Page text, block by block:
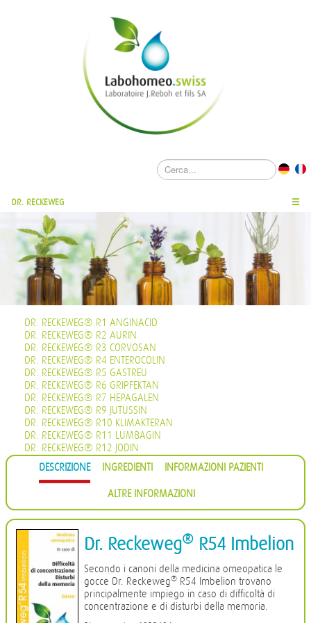
DR. RECKEWEG ☰
DR. RECKEWEG® R1 ANGINACID
DR. RECKEWEG® R2 AURIN
DR. RECKEWEG® R3 CORVOSAN
DR. RECKEWEG® R4 ENTEROCOLIN
DR. RECKEWEG® R5 GASTREU
DR. RECKEWEG® R6 GRIPFEKTAN
DR. RECKEWEG® R7 HEPAGALEN
DR. RECKEWEG® R9 JUTUSSIN
DR. RECKEWEG® R10 KLIMAKTERAN
DR. RECKEWEG® R11 LUMBAGIN
DR. RECKEWEG® R12 JODIN
DR. RECKEWEG® R13 PROHÄMORRHIN
DR. RECKEWEG® R14 QUIETA
DR. RECKEWEG® R16 CIMISAN
DR. RECKEWEG® R17 SCROPHULARIA NOD COMP.
DR. RECKEWEG® R18 CYSTOPHYLIN
DR. RECKEWEG® R19 EUGLANDIN-M
DR. RECKEWEG® R20 EUGLANDIN-F
DR. RECKEWEG® R22 NAJASTHEN
DR. RECKEWEG® R23 NOSODERM
DR. RECKEWEG® R24 PLEURASIN
DR. RECKEWEG® R25 PROSTATAN
DR. RECKEWEG® R26 REMISIN
DR. RECKEWEG® R27 RENOCALCIN
DESCRIZIONE INGREDIENTI INFORMAZIONI PAZIENTI
ALTRE INFORMAZIONI
Dr. Reckeweg® R54 Imbelion
Secondo i canoni della medicina omeopatica le
gocce Dr. Reckeweg® R54 Imbelion trovano
principalmente impiego in caso di difficoltà di
concentrazione e di disturbi della memoria.